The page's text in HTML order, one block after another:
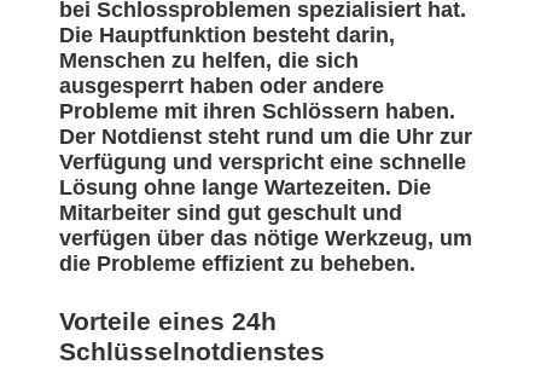
bei Schlossproblemen spezialisiert hat.
Die Hauptfunktion besteht darin,
Menschen zu helfen, die sich
ausgesperrt haben oder andere
Probleme mit ihren Schlössern haben.
Der Notdienst steht rund um die Uhr zur
Verfügung und verspricht eine schnelle
Lösung ohne lange Wartezeiten. Die
Mitarbeiter sind gut geschult und
verfügen über das nötige Werkzeug, um
die Probleme effizient zu beheben.
Vorteile eines 24h
Schlüsselnotdienstes